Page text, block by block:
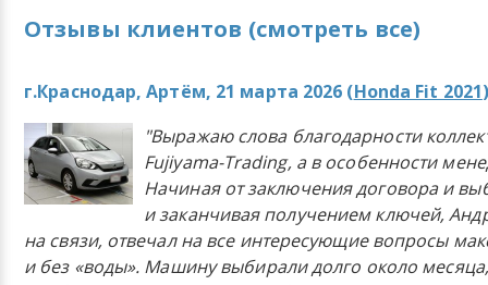
Отзывы клиентов (смотреть все)
г.Краснодар, Артём, 21 марта 2026 (Honda Fit 2021
"Выражаю слова благодарности
Fujiyama-Trading, а в особенности
Начиная от заключения договора и
и заканчивая получением ключей,
на связи, отвечал на все интересующие вопросы
и без «воды». Машину выбирали долго около